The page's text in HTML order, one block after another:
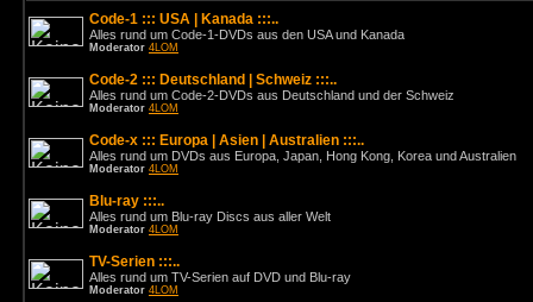
Code-1 ::: USA | Kanada :::..
Alles rund um Code-1-DVDs aus den USA und Kanada
Moderator 4LOM
Code-2 ::: Deutschland | Schweiz :::..
Alles rund um Code-2-DVDs aus Deutschland und der Schweiz
Moderator 4LOM
Code-x ::: Europa | Asien | Australien :::..
Alles rund um DVDs aus Europa, Japan, Hong Kong, Korea und Australien
Moderator 4LOM
Blu-ray :::..
Alles rund um Blu-ray Discs aus aller Welt
Moderator 4LOM
TV-Serien :::..
Alles rund um TV-Serien auf DVD und Blu-ray
Moderator 4LOM